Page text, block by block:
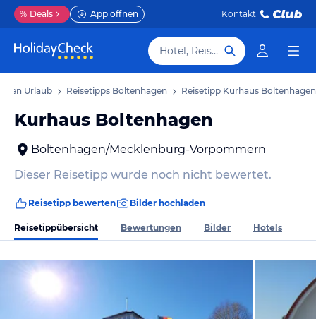
% Deals App öffnen Kontakt
Hotel, Reiseziel
Urlaub Reisetipps Boltenhagen Reisetipp Kurhaus Boltenhagen
Kurhaus Boltenhagen
Boltenhagen/Mecklenburg-Vorpommern
Dieser Reisetipp wurde noch nicht bewertet.
Reisetipp bewerten Bilder hochladen
Reisetippübersicht Bewertungen Bilder Hotels